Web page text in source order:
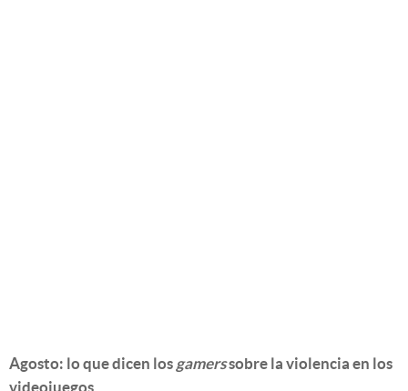
Agosto: lo que dicen los gamerssobre la violencia en los
videojuegos